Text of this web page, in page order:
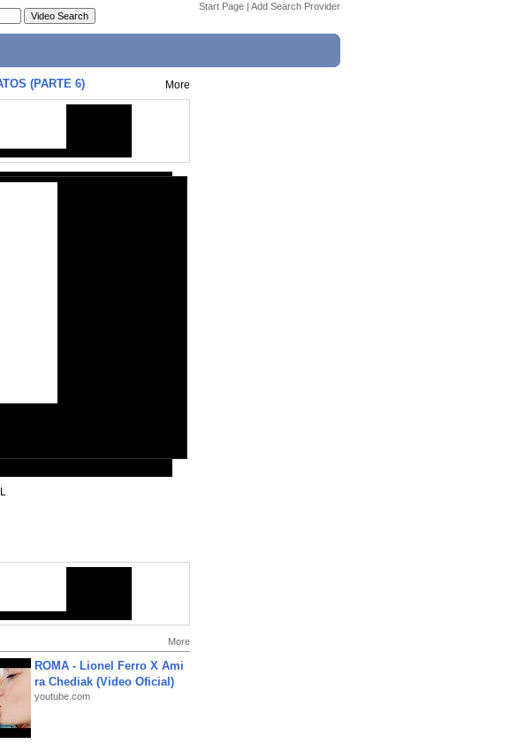
Start Page | Add Search Provider
(PARTE 6) More
More
ROMA - Lionel Ferro X Ami
ra Chediak (Video Oficial)
youtube.com